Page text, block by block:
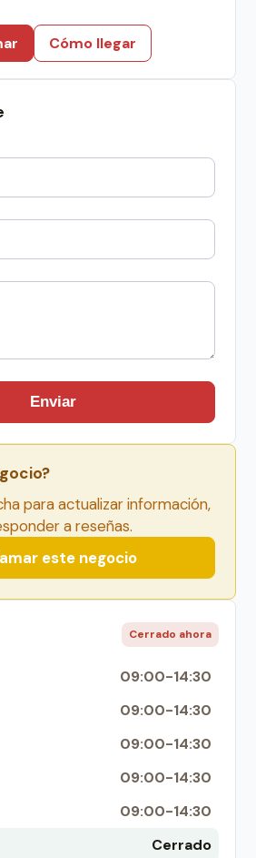
Cómo llegar
Enviar
para actualizar información,
a reseñas.
este negocio
Cerrado ahora
09:00-14:30
09:00-14:30
09:00-14:30
09:00-14:30
09:00-14:30
Cerrado